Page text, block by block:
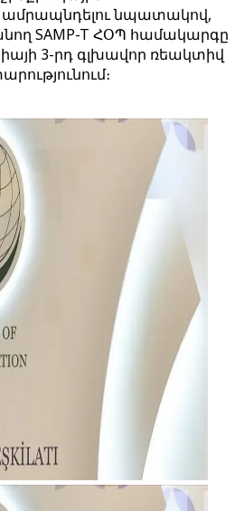
նպատակով,
SAMP-T ՀՕՊ համակարգը
3-րդ գլխավոր ռեակտիվ